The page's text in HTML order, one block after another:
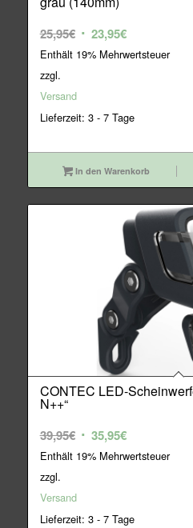
25,95€ Ursprünglicher
Preis
23,95€Aktueller
Preis
Enthält 19% Mehrwertsteuer
zzgl.
Versand
Lieferzeit: 3 - 7 Tage
In den Warenkorb
CONTEC LED-
N++“
39,95€ Ursprünglicher
Preis
35,95€Aktueller
Preis
Enthält 19% Mehrwertsteuer
zzgl.
Versand
Lieferzeit: 3 - 7 Tage